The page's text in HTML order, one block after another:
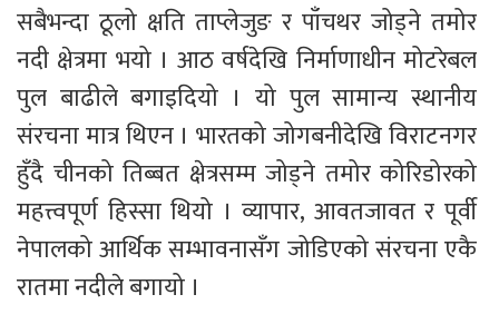
सबैभन्दा ठूलो क्षति ताप्लेजुङ र पाँचथर जोड्ने तमोर
नदी क्षेत्रमा भयो । आठ वर्षदेखि निर्माणाधीन मोटरेबल
पुल बाढीले बगाइदियो । यो पुल सामान्य स्थानीय
संरचना मात्र थिएन । भारतको जोगबनीदेखि विराटनगर
हुँदै चीनको तिब्बत क्षेत्रसम्म जोड्ने तमोर कोरिडोरको
महत्त्वपूर्ण हिस्सा थियो । व्यापार, आवतजावत र पूर्वी
नेपालको आर्थिक सम्भावनासँग जोडिएको संरचना एकै
रातमा नदीले बगायो ।